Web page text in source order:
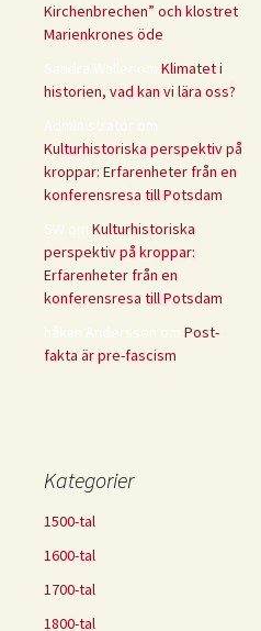
Kirchenbrechen” och klostret
Marienkrones öde
Sandra Waller om Klimatet i
historien, vad kan vi lära oss?
Administratör om
Kulturhistoriska perspektiv på
kroppar: Erfarenheter från en
konferensresa till Potsdam
SW om Kulturhistoriska
perspektiv på kroppar:
Erfarenheter från en
konferensresa till Potsdam
håkan Andersson om Post-
fakta är pre-fascism
Kategorier
1500-tal
1600-tal
1700-tal
1800-tal